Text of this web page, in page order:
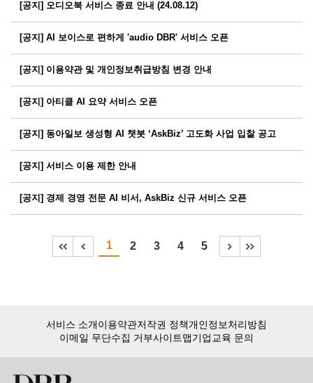
[공지] 오디오북 서비스 종료 안내 (24.08.12)
[공지] AI 보이스로 편하게 'audio DBR' 서비스 오픈
[공지] 이용약관 및 개인정보취급방침 변경 안내
[공지] 아티클 AI 요약 서비스 오픈
[공지] 동아일보 생성형 AI 챗봇 ‘AskBiz’ 고도화 사업 입찰 공고
[공지] 서비스 이용 제한 안내
[공지] 경제 경영 전문 AI 비서, AskBiz 신규 서비스 오픈
1 2 3 4 5
서비스 소개이용약관저작권 정책개인정보처리방침
이메일 무단수집 거부사이트맵기업교육 문의